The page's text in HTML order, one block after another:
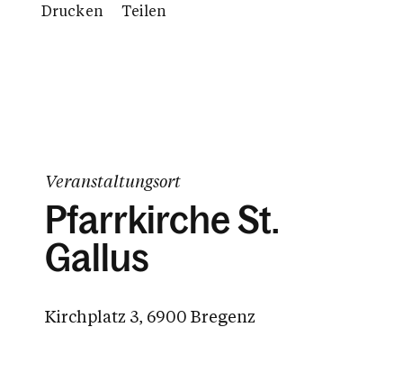
Drucken Teilen
Veranstaltungsort
Pfarrkirche St.
Gallus
Kirchplatz 3, 6900 Bregenz